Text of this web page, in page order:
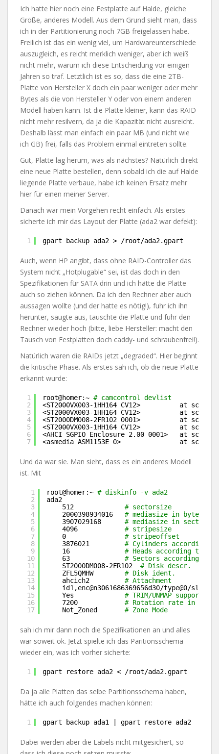
Ich hatte hier noch eine Festplatte auf Halde, gleiche
Größe, anderes Modell. Aus dem Grund sieht man, dass
ich in der Partitionierung noch 7GB freigelassen habe.
Freilich ist das ein wenig viel, um Hardwareunterschiede
auszugleich, es reicht merklich weniger, aber ich weiß
nicht mehr, warum ich diese Entscheidung vor einigen
Jahren so traf. Letztlich ist es so, dass die eine 2TB-
Platte von Hersteller X doch ein paar weniger oder mehr
Bytes als die von Hersteller Y oder von einem anderen
Modell haben kann. Ist die Platte kleiner, kann das RAID
nicht mehr resilvern, da ja die Kapazität nicht ausreicht.
Deshalb lässt man einfach ein paar MB (und nicht wie
ich GB) frei, falls das Problem einmal eintreten sollte.
Gut, Platte lag herum, was als nächstes? Natürlich direkt
eine neue Platte bestellen, denn sobald ich die auf Halde
liegende Platte verbaue, habe ich keinen Ersatz mehr
hier für einen meiner Server.
Danach war mein Vorgehen recht einfach. Als erstes
sicherte ich mir das Layout der Platte (ada2 war defekt):
1 gpart backup ada2 > /root/ada2.gpart
Auch, wenn HP angibt, dass ohne RAID-Controller das
System nicht „Hotplugable“ sei, ist das doch in den
Spezifikationen für SATA drin und ich hätte die Platte
auch so ziehen können. Da ich den Rechner aber auch
aussagen wollte (und der hatte es nötig!), fuhr ich ihn
herunter, saugte aus, tauschte die Platte und fuhr den
Rechner wieder hoch (bitte, liebe Hersteller: macht den
Tausch von Festplatten doch caddy- und schraubenfrei!).
Natürlich waren die RAIDs jetzt „degraded“. Hier beginnt
die kritische Phase. Als erstes sah ich, ob die neue Platte
erkannt wurde:
1
2
3
4
5
6
7
root@homer:~ # camcontrol devlist
<ST2000VX003-1HH164 CV12>          at
<ST2000VX003-1HH164 CV12>          at
<ST2000DM008-2FR102 0001>          at
<ST2000VX003-1HH164 CV12>          at
<AHCI SGPIO Enclosure 2.00 0001>   at
<asmedia ASM1153E 0>               at
Und da war sie. Man sieht, dass es ein anderes Modell
ist. Mit
1
2
3
4
5
6
7
8
9
10
11
12
13
14
15
16
17
root@homer:~ # diskinfo -v ada2
ada2
512 # sectorsize
2000398934016 # mediasize in bytes
3907029168 # mediasize in sectors
4096 # stripesize
0 # stripeoffset
3876021 # Cylinders according
16 # Heads according to
63 # Sectors according to
ST2000DM008-2FR102 # Disk descr.
ZFL5QMHW # Disk ident.
ahcich2 # Attachment
id1,enc@n3061686369656d30/type@0/slot
Yes # TRIM/UNMAP support
7200 # Rotation rate in RPM
Not_Zoned # Zone Mode
sah ich mir dann noch die Spezifikationen an und alles
war soweit ok. Jetzt spielte ich das Paritionsschema
wieder ein, was ich vorher sicherte:
1 gpart restore ada2 < /root/ada2.gpart
Da ja alle Platten das selbe Partitionsschema haben,
hätte ich auch folgendes machen können:
1 gpart backup ada1 | gpart restore ada2
Dabei werden aber die Labels nicht mitgesichert, so